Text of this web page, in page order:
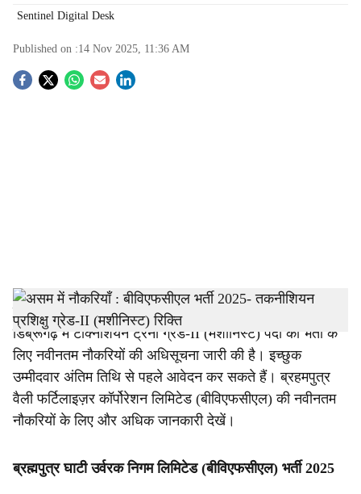
Sentinel Digital Desk
Published on :14 Nov 2025, 11:36 AM
S
h
a
r
e
ब्रहमपुत्र वैली फर्टिलाइज़र कॉर्पोरेशन लिमिटेड (बीविएफसीएल) ने
डिब्रूगढ़ में टेक्निशियन ट्रेनी ग्रेड-II (मशीनिस्ट) पदों की भर्ती के
लिए नवीनतम नौकरियों की अधिसूचना जारी की है। इच्छुक
उम्मीदवार अंतिम तिथि से पहले आवेदन कर सकते हैं। ब्रहमपुत्र
वैली फर्टिलाइज़र कॉर्पोरेशन लिमिटेड (बीविएफसीएल) की नवीनतम
नौकरियों के लिए और अधिक जानकारी देखें।
ब्रह्मपुत्र घाटी उर्वरक निगम लिमिटेड (बीविएफसीएल) भर्ती 2025